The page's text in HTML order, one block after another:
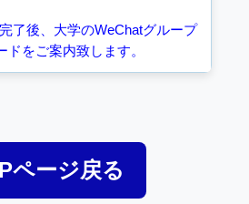
了後、大学のWeChatグループ
ドをご案内致します。
ページ戻る